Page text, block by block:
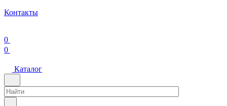
Контакты
0
0
Каталог